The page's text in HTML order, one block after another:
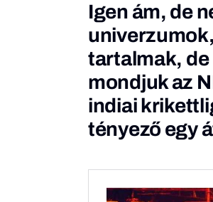
Igen ám, de
tartalmak, de
mondjuk az
indiai
tényező egy